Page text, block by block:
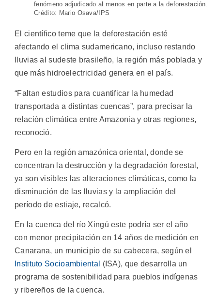
fenómeno adjudicado al menos en parte a la deforestación.
Crédito: Mario Osava/IPS
El científico teme que la deforestación esté
afectando el clima sudamericano, incluso restando
lluvias al sudeste brasileño, la región más poblada y
que más hidroelectricidad genera en el país.
“Faltan estudios para cuantificar la humedad
transportada a distintas cuencas”, para precisar la
relación climática entre Amazonia y otras regiones,
reconoció.
Pero en la región amazónica oriental, donde se
concentran la destrucción y la degradación forestal,
ya son visibles las alteraciones climáticas, como la
disminución de las lluvias y la ampliación del
período de estiaje, recalcó.
En la cuenca del río Xingú este podría ser el año
con menor precipitación en 14 años de medición en
Canarana, un municipio de su cabecera, según el
Instituto Socioambiental
(ISA), que desarrolla un
programa de sostenibilidad para pueblos indígenas
y ribereños de la cuenca.